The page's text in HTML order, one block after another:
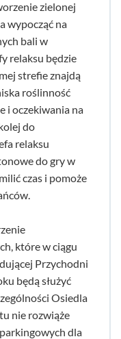
zielonej
wypocząć na
bali w
relaksu będzie
strefie znajdą
roślinność
i oczekiwania na
do
relaksu
do gry w
czas i pomoże
które w ciągu
Przychodni
będą służyć
Osiedla
nie rozwiąże
dla